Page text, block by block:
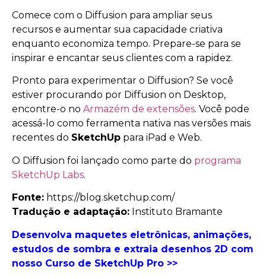
Comece com o Diffusion para ampliar seus
recursos e aumentar sua capacidade criativa
enquanto economiza tempo. Prepare-se para se
inspirar e encantar seus clientes com a rapidez.
Pronto para experimentar o Diffusion? Se você
estiver procurando por Diffusion on Desktop,
encontre-o no Armazém de extensões. Você pode
acessá-lo como ferramenta nativa nas versões mais
recentes do SketchUp para iPad e Web.
O Diffusion foi lançado como parte do programa
SketchUp Labs.
Fonte: https://blog.sketchup.com/
Tradução e adaptação: Instituto Bramante
Desenvolva maquetes eletrônicas, animações,
estudos de sombra e extraia desenhos 2D com
nosso Curso de SketchUp Pro >>